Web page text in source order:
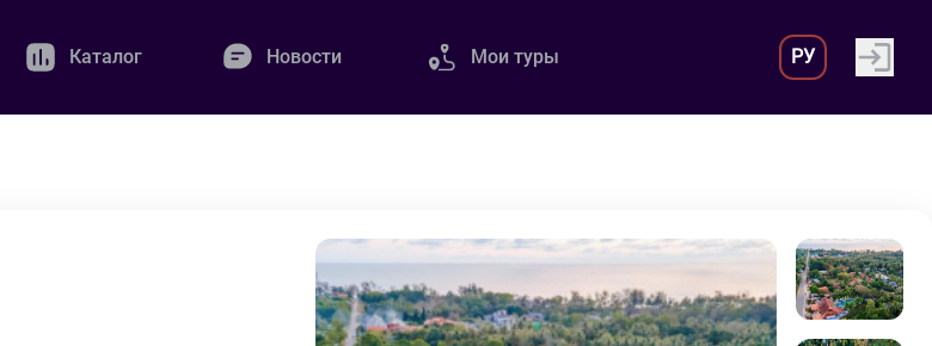
Каталог Новости Мои туры РУ